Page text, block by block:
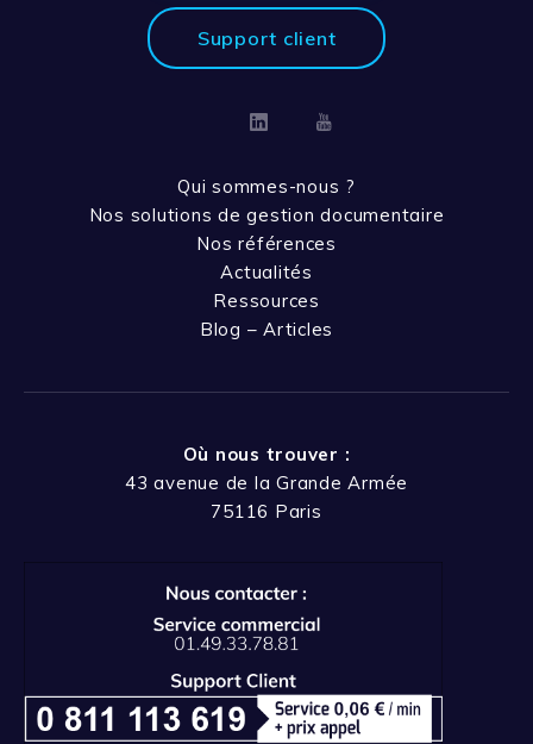
Support client
LinkedinYoutube
Qui sommes-nous ?
Nos solutions de gestion documentaire
Nos références
Actualités
Ressources
Blog – Articles
Où nous trouver :
43 avenue de la Grande Armée
75116 Paris